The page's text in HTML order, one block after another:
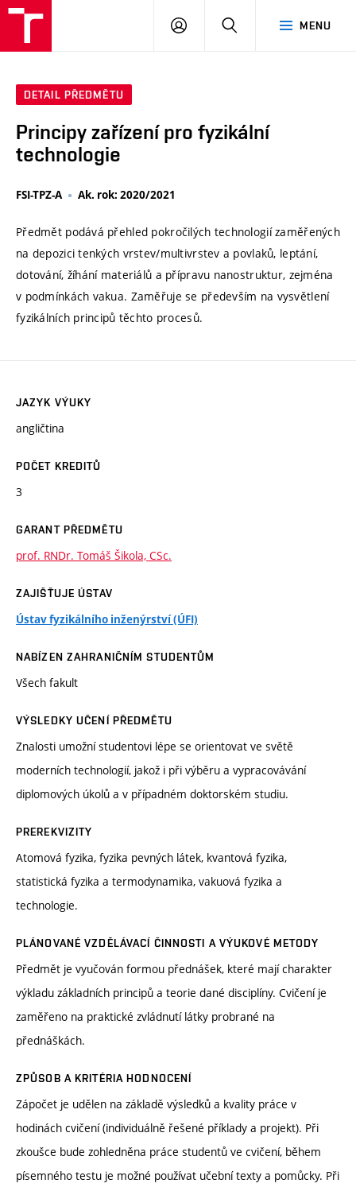
MENU
PŘIHLÁSIT
DETAIL PŘEDMĚTU
Principy zařízení pro fyzikální
technologie
FSI-TPZ-A Ak. rok: 2020/2021
Předmět podává přehled pokročilých technologií zaměřených
na depozici tenkých vrstev/multivrstev a povlaků, leptání,
dotování, žíhání materiálů a přípravu nanostruktur, zejména
v podmínkách vakua. Zaměřuje se především na vysvětlení
fyzikálních principů těchto procesů.
JAZYK VÝUKY
angličtina
POČET KREDITŮ
3
GARANT PŘEDMĚTU
prof. RNDr. Tomáš Šikola, CSc.
ZAJIŠŤUJE ÚSTAV
Ústav fyzikálního inženýrství (ÚFI)
NABÍZEN ZAHRANIČNÍM STUDENTŮM
Všech fakult
VÝSLEDKY UČENÍ PŘEDMĚTU
Znalosti umožní studentovi lépe se orientovat ve světě
moderních technologií, jakož i při výběru a vypracovávání
diplomových úkolů a v případném doktorském studiu.
PREREKVIZITY
Atomová fyzika, fyzika pevných látek, kvantová fyzika,
statistická fyzika a termodynamika, vakuová fyzika a
technologie.
PLÁNOVANÉ VZDĚLÁVACÍ ČINNOSTI A VÝUKOVÉ METODY
Předmět je vyučován formou přednášek, které mají charakter
výkladu základních principů a teorie dané disciplíny. Cvičení je
zaměřeno na praktické zvládnutí látky probrané na
přednáškách.
ZPŮSOB A KRITÉRIA HODNOCENÍ
Zápočet je udělen na základě výsledků a kvality práce v
hodinách cvičení (individuálně řešené příklady a projekt). Při
zkoušce bude zohledněna práce studentů ve cvičení, během
písemného testu je možné používat učební texty a pomůcky. Při